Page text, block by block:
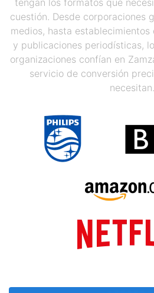
tengan los formatos que
cuestión. Desde corporaciones
medios, hasta
y publicaciones periodísticas,
organizaciones confían en
servicio de conversión
necesitan.